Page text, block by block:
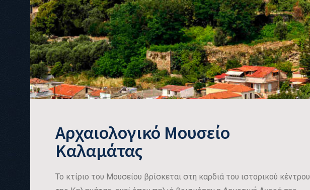
Αρχαιολογικό Μουσείο
Καλαμάτας
Το κτίριο του Μουσείου βρίσκεται στη καρδιά του ιστορικού κέντρου